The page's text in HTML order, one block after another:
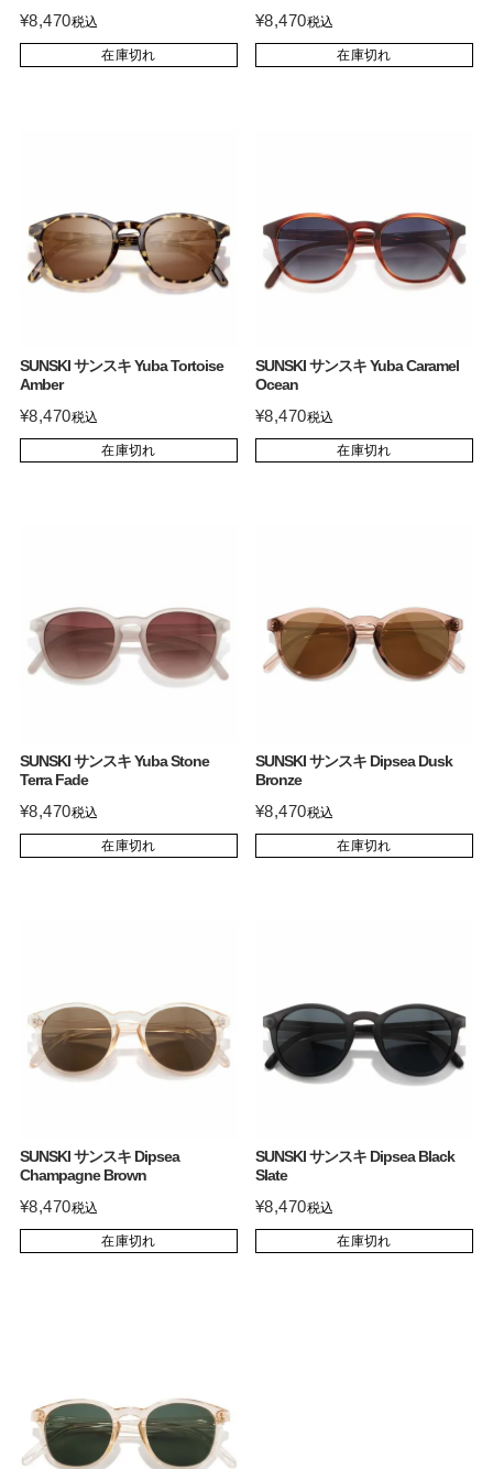
¥8,470税込
在庫切れ
¥8,470税込
在庫切れ
SUNSKI サンスキ Yuba Tortoise
Amber
¥8,470税込
在庫切れ
SUNSKI サンスキ Yuba Caramel
Ocean
¥8,470税込
在庫切れ
SUNSKI サンスキ Yuba Stone
Terra Fade
¥8,470税込
在庫切れ
SUNSKI サンスキ Dipsea Dusk
Bronze
¥8,470税込
在庫切れ
SUNSKI サンスキ Dipsea
Champagne Brown
¥8,470税込
在庫切れ
SUNSKI サンスキ Dipsea Black
Slate
¥8,470税込
在庫切れ